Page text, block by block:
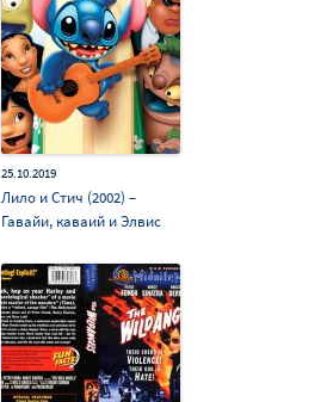
25.10.2019
Лило и Стич (2002) –
Гавайи, каваий и Элвис